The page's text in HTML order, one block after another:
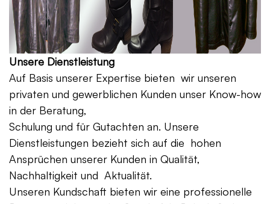
Unsere Dienstleistung
Auf Basis unserer Expertise bieten wir unseren
privaten und gewerblichen Kunden unser Know-how
in der Beratung,
Schulung und für Gutachten an. Unsere
Dienstleistungen bezieht sich auf die hohen
Ansprüchen unserer Kunden in Qualität,
Nachhaltigkeit und Aktualität.
Unseren Kundschaft bieten wir eine professionelle